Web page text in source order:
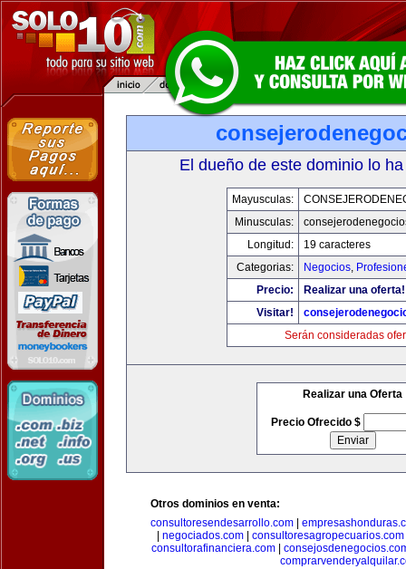
El dueño de este dominio lo
Mayusculas:
Minusculas:
Longitud:
19 caracteres
Categorias:
Negocios,
Precio:
Realizar una oferta!
Visitar!
Serán consideradas
Realizar una Oferta
Precio Ofrecido $
Otros dominios en venta:
consultoresendesarrollo.com
negociados.com consultoresagropecuarios.com
consultorafinanciera.com|